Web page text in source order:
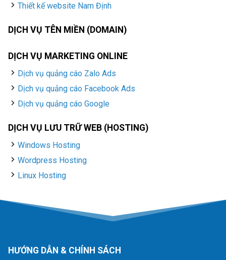
Thiết kế website Nam Định
DỊCH VỤ TÊN MIỀN (DOMAIN)
DỊCH VỤ MARKETING ONLINE
Dịch vụ quảng cáo Zalo Ads
Dịch vụ quảng cáo Facebook Ads
Dịch vụ quảng cáo Google
DỊCH VỤ LƯU TRỮ WEB (HOSTING)
Windows Hosting
Wordpress Hosting
Linux Hosting
HƯỚNG DẪN & CHÍNH SÁCH